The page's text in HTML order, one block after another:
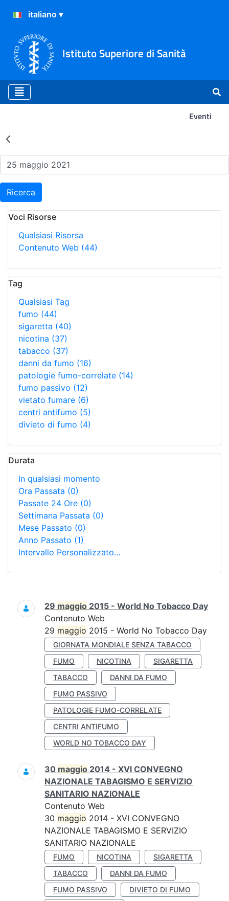
Istituto Superiore di Sanità
Eventi
Risultati della Ricerca -
Ricerca
Voci Risorse
Qualsiasi Risorsa
Contenuto Web (44)
Tag
Qualsiasi Tag
fumo (44)
sigaretta (40)
nicotina (37)
tabacco (37)
danni da fumo (16)
patologie fumo-correlate (14)
fumo passivo (12)
vietato fumare (6)
centri antifumo (5)
divieto di fumo (4)
Durata
In qualsiasi momento
Ora Passata (0)
Passate 24 Ore (0)
Settimana Passata (0)
Mese Passato (0)
Anno Passato (1)
Intervallo Personalizzato…
Ricerca
29 maggio 2015 - World No Tobacco Day
Contenuto Web
29 maggio 2015 - World No Tobacco Day
GIORNATA MONDIALE SENZA TABACCO
FUMO
NICOTINA
SIGARETTA
TABACCO
DANNI DA FUMO
FUMO PASSIVO
PATOLOGIE FUMO-CORRELATE
CENTRI ANTIFUMO
WORLD NO TOBACCO DAY
30 maggio 2014 - XVI CONVEGNO
NAZIONALE TABAGISMO E SERVIZIO
SANITARIO NAZIONALE
Contenuto Web
30 maggio 2014 - XVI CONVEGNO
NAZIONALE TABAGISMO E SERVIZIO
SANITARIO NAZIONALE
FUMO NICOTINA
SIGARETTA
TABACCO
DANNI DA FUMO
FUMO PASSIVO
DIVIETO DI FUMO